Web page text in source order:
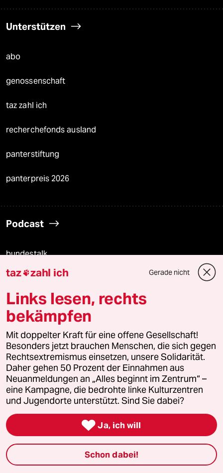
Unterstützen
abo
genossenschaft
taz zahl ich
recherchefonds ausland
panterstiftung
panterpreis 2026
Podcast
bundestalk
fernverbindung
klima update°
Freie Rede
reingehen
Newsletter
team zukunft
taz zahl ich Gerade nicht
Links lesen, rechts
bekämpfen
Mit doppelter Kraft für eine offene Gesellschaft!
Besonders jetzt brauchen Menschen, die sich gegen
Rechtsextremismus einsetzen, unsere Solidarität.
Daher gehen 50 Prozent der Einnahmen aus
Neuanmeldungen an „Alles beginnt im Zentrum“ –
eine Kampagne, die bedrohte linke Kulturzentren
und Jugendorte unterstützt. Sind Sie dabei?
 Ja, ich will
Schon dabei!